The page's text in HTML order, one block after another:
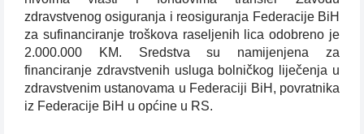
zdravstvenog osiguranja i reosiguranja Federacije BiH
za sufinanciranje troškova raseljenih lica odobreno je
2.000.000 KM. Sredstva su namijenjena za
financiranje zdravstvenih usluga bolničkog liječenja u
zdravstvenim ustanovama u Federaciji BiH, povratnika
iz Federacije BiH u općine u RS.